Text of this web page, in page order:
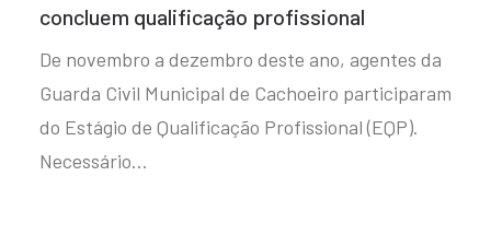
concluem qualificação profissional
De novembro a dezembro deste ano, agentes da
Guarda Civil Municipal de Cachoeiro participaram
do Estágio de Qualificação Profissional (EQP).
Necessário…